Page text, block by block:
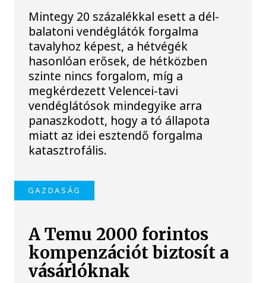
Mintegy 20 százalékkal esett a dél-
balatoni vendéglátók forgalma
tavalyhoz képest, a hétvégék
hasonlóan erősek, de hétközben
szinte nincs forgalom, míg a
megkérdezett Velencei-tavi
vendéglátósok mindegyike arra
panaszkodott, hogy a tó állapota
miatt az idei esztendő forgalma
katasztrofális.
GAZDASÁG
A Temu 2000 forintos
kompenzációt biztosít a
vásárlóknak